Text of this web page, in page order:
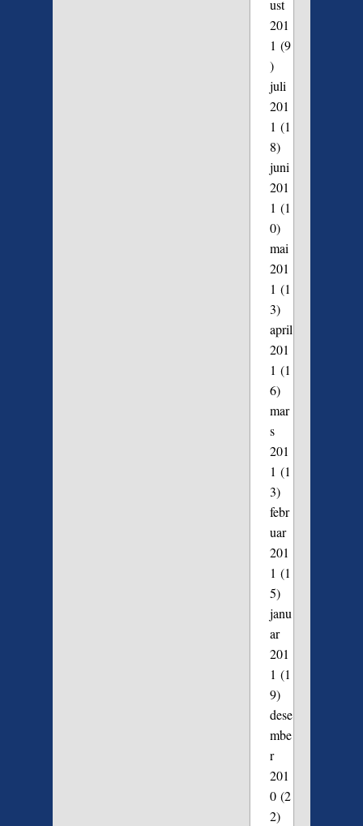
ust
201
1 (9
)
juli
201
1 (1
8)
juni
201
1 (1
0)
mai
201
1 (1
3)
april
201
1 (1
6)
mar
s
201
1 (1
3)
febr
uar
201
1 (1
5)
janu
ar
201
1 (1
9)
dese
mbe
r
201
0(2
2)